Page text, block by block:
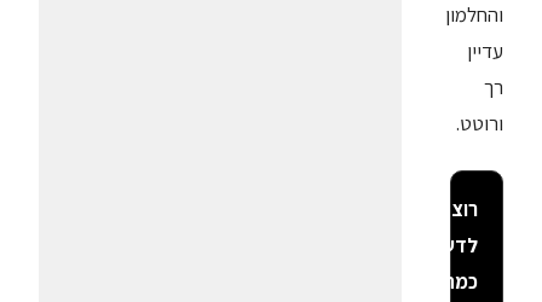
והחלמון
עדיין
רך
ורוטט.
רוצה
לדעת
כמה